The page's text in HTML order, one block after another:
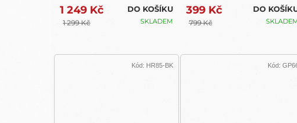
1 249 Kč
1 299 Kč
DO KOŠÍKU
SKLADEM
DJI A AKČNÍ KAMERY
399 Kč
799 Kč
DO
Kód: HR85-BK Kód: